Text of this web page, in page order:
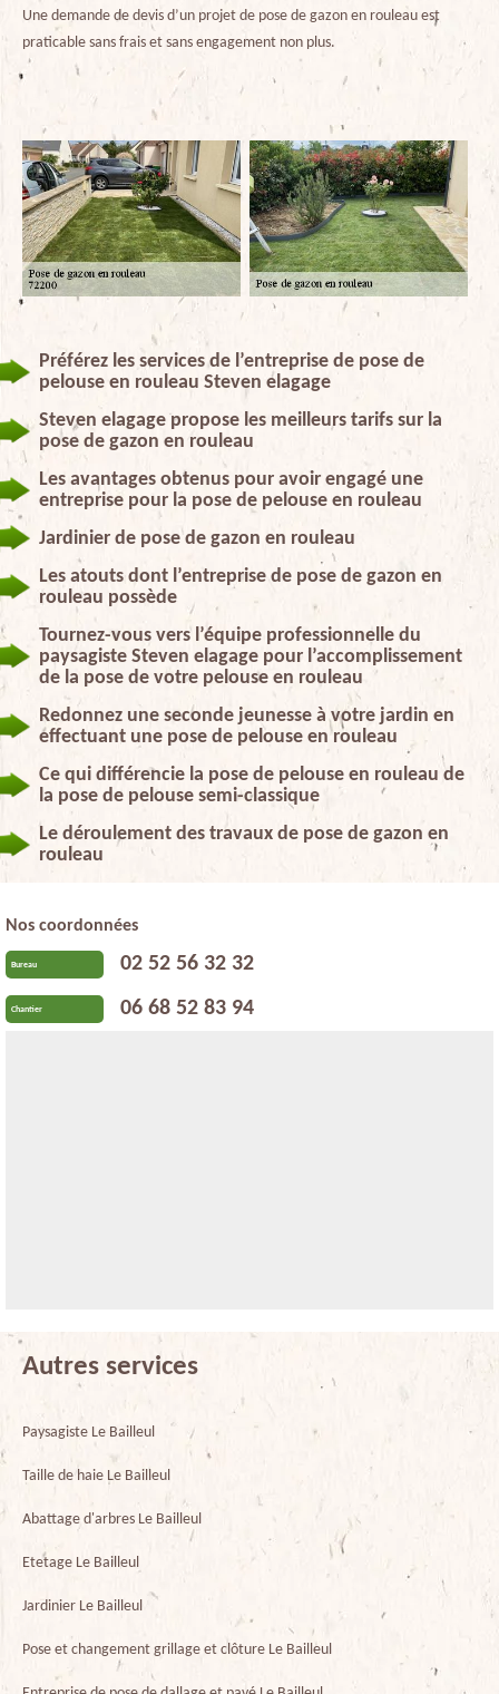
Une demande de devis d’un projet de pose de gazon en rouleau est
praticable sans frais et sans engagement non plus.
Préférez les services de l’entreprise de pose de
pelouse en rouleau Steven elagage
Steven elagage propose les meilleurs tarifs sur la
pose de gazon en rouleau
Les avantages obtenus pour avoir engagé une
entreprise pour la pose de pelouse en rouleau
Jardinier de pose de gazon en rouleau
Les atouts dont l’entreprise de pose de gazon en
rouleau possède
Tournez-vous vers l’équipe professionnelle du
paysagiste Steven elagage pour l’accomplissement
de la pose de votre pelouse en rouleau
Redonnez une seconde jeunesse à votre jardin en
effectuant une pose de pelouse en rouleau
Ce qui différencie la pose de pelouse en rouleau de
la pose de pelouse semi-classique
Le déroulement des travaux de pose de gazon en
rouleau
Nos coordonnées
Bureau 02 52 56 32 32
Chantier 06 68 52 83 94
Autres services
Paysagiste Le Bailleul
Taille de haie Le Bailleul
Abattage d'arbres Le Bailleul
Etetage Le Bailleul
Jardinier Le Bailleul
Pose et changement grillage et clôture Le Bailleul